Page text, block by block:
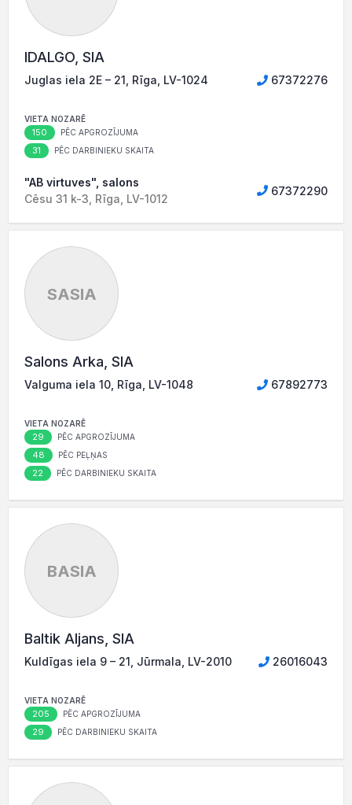
IDALGO, SIA
Juglas iela 2E – 21, Rīga, LV-1024 67372276
VIETA NOZARĒ
150 PĒC APGROZĪJUMA
31 PĒC DARBINIEKU SKAITA
"AB virtuves", salons
Cēsu 31 k-3, Rīga, LV-1012
67372290
SASIA
Salons Arka, SIA
Valguma iela 10, Rīga, LV-1048 67892773
VIETA NOZARĒ
29 PĒC APGROZĪJUMA
48 PĒC PEĻŅAS
22 PĒC DARBINIEKU SKAITA
BASIA
Baltik Aljans, SIA
Kuldīgas iela 9 – 21, Jūrmala, LV-2010 26016043
VIETA NOZARĒ
205 PĒC APGROZĪJUMA
29 PĒC DARBINIEKU SKAITA